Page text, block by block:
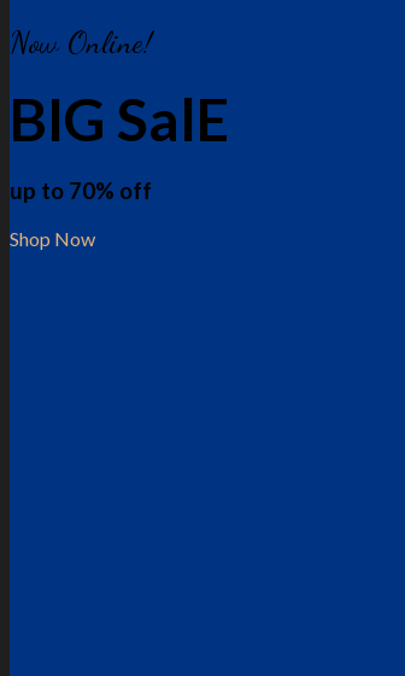
Now Online!
BIG SalE
up to 70% off
Shop Now